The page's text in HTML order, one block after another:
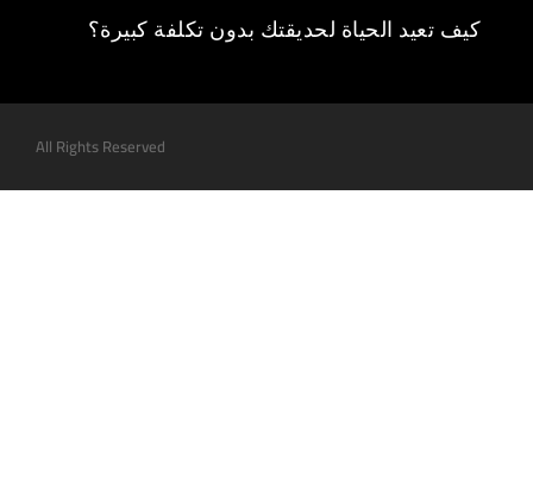
كيف تعيد الحياة لحديقتك بدون تكلفة كبيرة؟
All Rights Reserved